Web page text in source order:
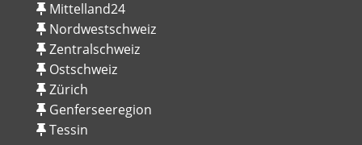
Mittelland24
Nordwestschweiz
Zentralschweiz
Ostschweiz
Zürich
Genferseeregion
Tessin